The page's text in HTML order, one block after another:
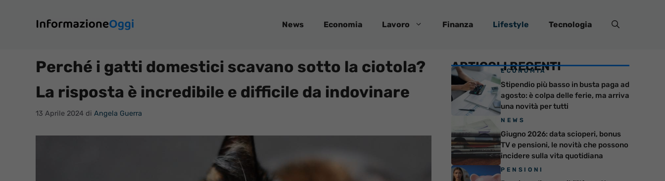
contenuto
News Economia Lavoro Finanza Lifestyle Tecnologia
Perché i gatti domestici scavano sotto la ciotola?
La risposta è incredibile e difficile da indovinare
13 Aprile 2024 di Angela Guerra
ARTICOLI RECENTI
ECONOMIA
Stipendio più basso in busta paga ad
agosto: è colpa delle ferie, ma arriva
una novità per tutti
NEWS
Giugno 2026: data scioperi, bonus
TV e pensioni, le novità che possono
incidere sulla vita quotidiana
PENSIONI